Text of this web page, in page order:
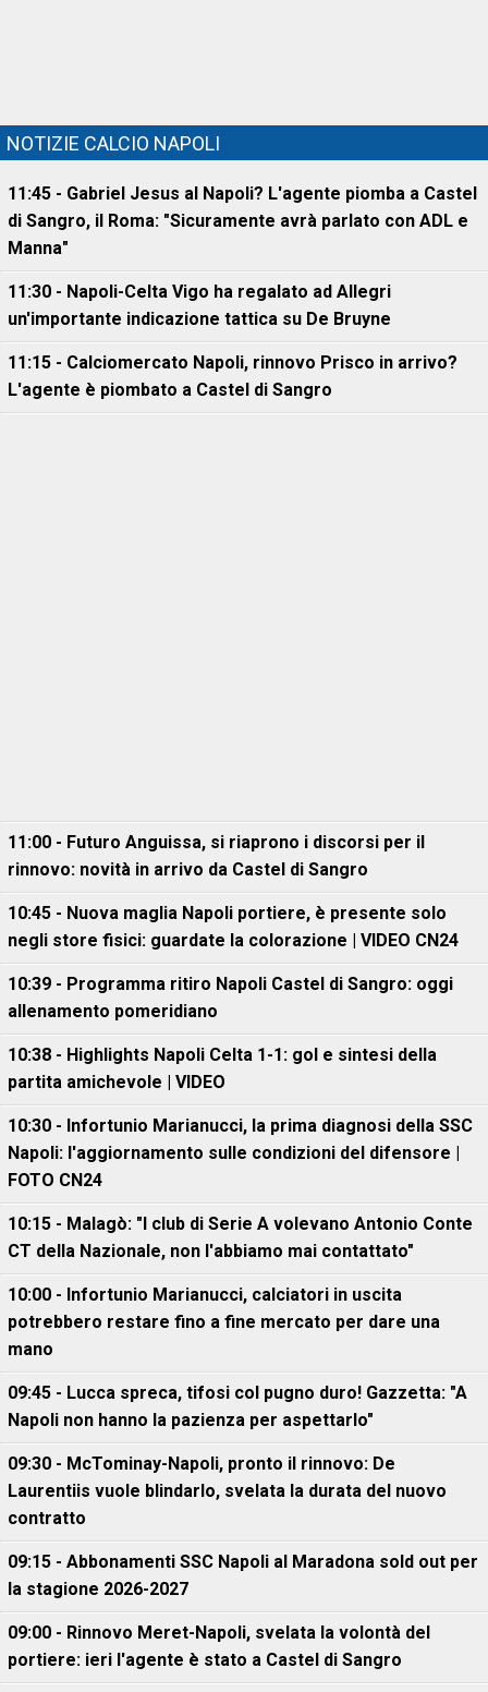
NOTIZIE CALCIO NAPOLI
11:45 - Gabriel Jesus al Napoli? L'agente piomba a Castel
di Sangro, il Roma: "Sicuramente avrà parlato con ADL e
Manna"
11:30 - Napoli-Celta Vigo ha regalato ad Allegri
un'importante indicazione tattica su De Bruyne
11:15 - Calciomercato Napoli, rinnovo Prisco in arrivo?
L'agente è piombato a Castel di Sangro
11:00 - Futuro Anguissa, si riaprono i discorsi per il
rinnovo: novità in arrivo da Castel di Sangro
10:45 - Nuova maglia Napoli portiere, è presente solo
negli store fisici: guardate la colorazione | VIDEO CN24
10:39 - Programma ritiro Napoli Castel di Sangro: oggi
allenamento pomeridiano
10:38 - Highlights Napoli Celta 1-1: gol e sintesi della
partita amichevole | VIDEO
10:30 - Infortunio Marianucci, la prima diagnosi della SSC
Napoli: l'aggiornamento sulle condizioni del difensore |
FOTO CN24
10:15 - Malagò: "I club di Serie A volevano Antonio Conte
CT della Nazionale, non l'abbiamo mai contattato"
10:00 - Infortunio Marianucci, calciatori in uscita
potrebbero restare fino a fine mercato per dare una
mano
09:45 - Lucca spreca, tifosi col pugno duro! Gazzetta: "A
Napoli non hanno la pazienza per aspettarlo"
09:30 - McTominay-Napoli, pronto il rinnovo: De
Laurentiis vuole blindarlo, svelata la durata del nuovo
contratto
09:15 - Abbonamenti SSC Napoli al Maradona sold out per
la stagione 2026-2027
09:00 - Rinnovo Meret-Napoli, svelata la volontà del
portiere: ieri l'agente è stato a Castel di Sangro